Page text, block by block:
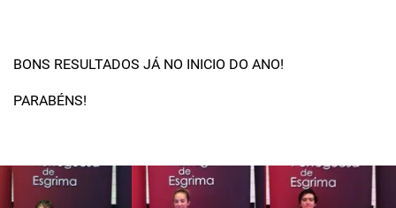
BONS RESULTADOS JÁ NO INICIO DO ANO!
PARABÉNS!